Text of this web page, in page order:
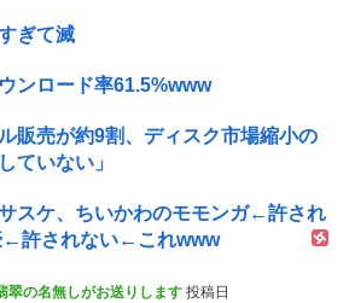
ぎて滅
ンロード率61.5%www
販売が約9割、ディスク市場縮小の
ていない」
スケ、ちいかわのモモンガ←許され
←許されない←これwww
翠の名無しがお送りします 投稿日